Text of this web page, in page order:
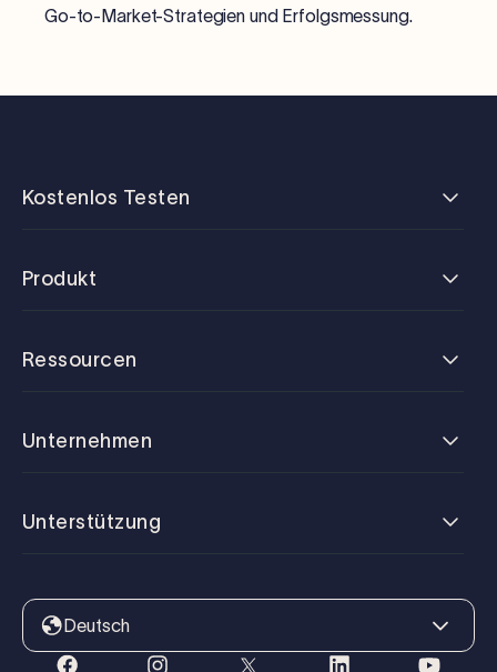
Go-to-Market-Strategien und Erfolgsmessung.
Kostenlos Testen
Produkt
Ressourcen
Unternehmen
Unterstützung
Deutsch